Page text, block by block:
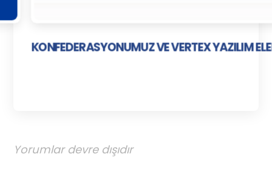
KONFEDERASYONUMUZ VE VERTEX YAZILIM
Yorumlar devre dışıdır